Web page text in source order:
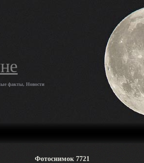
факты, Новости
Фотоснимок 7721